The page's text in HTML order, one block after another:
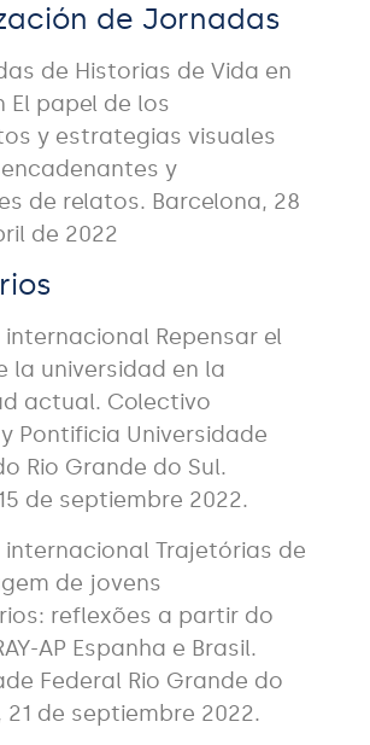
de Jornadas
de Historias de Vida en
El papel de los
y estrategias visuales
y
de relatos. Barcelona, 28
de 2022
internacional Repensar el
la universidad en la
actual. Colectivo
Pontificia Universidade
Rio Grande do Sul.
de septiembre 2022.
internacional Trajetórias de
de jovens
reflexões a partir do
AP Espanha e Brasil.
Federal Rio Grande do
21 de septiembre 2022.